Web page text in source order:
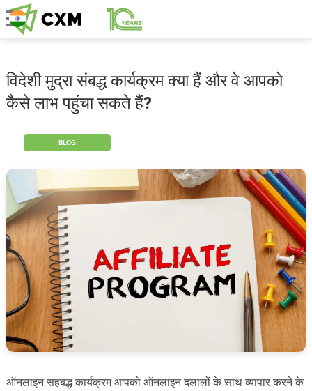
विदेशी मुद्रा संबद्ध कार्यक्रम क्या हैं और वे आपको
कैसे लाभ पहुंचा सकते हैं?
BLOG
ऑनलाइन सहबद्ध कार्यक्रम आपको ऑनलाइन दलालों के साथ व्यापार करने के